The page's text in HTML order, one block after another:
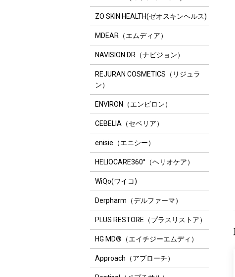
ZO SKIN HEALTH(ゼオスキンヘルス)
MDEAR（エムディア）
NAVISION DR（ナビジョン）
REJURAN COSMETICS（リジュラ
ン）
ENVIRON（エンビロン）
CEBELIA（セベリア）
enisie（エニシー）
HELIOCARE360°（ヘリオケア）
WiQo(ワイコ)
Derpharm（デルファーマ）
PLUS RESTORE（プラスリストア）
HG MD®（エイチジーエムディ）
Approach（アプローチ）